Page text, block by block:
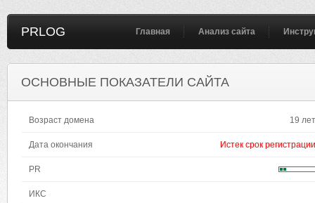
PRLOG Главная Анализ сайта
ОСНОВНЫЕ ПОКАЗАТЕЛИ САЙТА
Возраст домена 19 лет
Дата окончания Истек срок регистрации
PR
ИКС